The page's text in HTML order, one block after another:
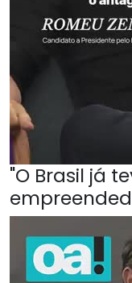
"O Brasil já